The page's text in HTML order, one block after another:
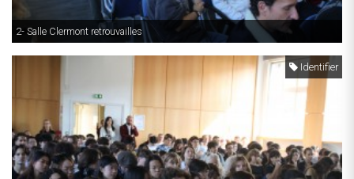
2- Salle Clermont retrouvailles
Identifier